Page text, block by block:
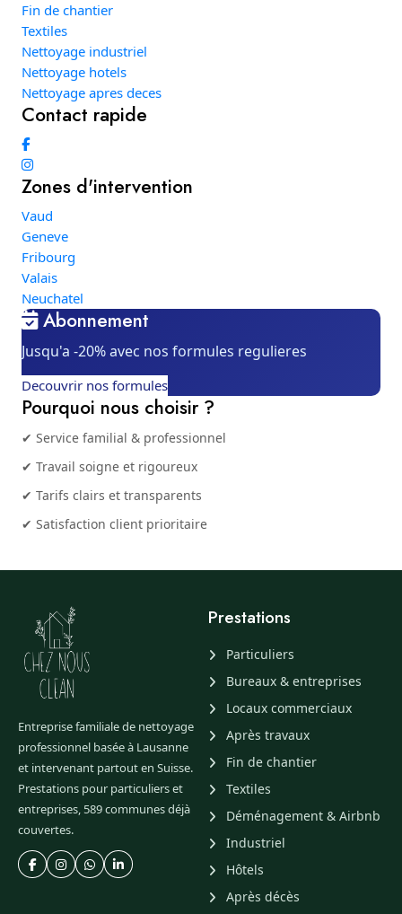
Fin de chantier
Textiles
Nettoyage industriel
Nettoyage hotels
Nettoyage apres deces
Contact rapide
Zones d'intervention
Vaud
Geneve
Fribourg
Valais
Neuchatel
Abonnement
Jusqu'a -20% avec nos formules regulieres
Decouvrir nos formules
Pourquoi nous choisir ?
✔ Service familial & professionnel
✔ Travail soigne et rigoureux
✔ Tarifs clairs et transparents
✔ Satisfaction client prioritaire
Entreprise familiale de nettoyage
professionnel basée à Lausanne
et intervenant partout en Suisse.
Prestations pour particuliers et
entreprises, 589 communes déjà
couvertes.
Prestations
Particuliers
Bureaux & entreprises
Locaux commerciaux
Après travaux
Fin de chantier
Textiles
Déménagement & Airbnb
Industriel
Hôtels
Après décès